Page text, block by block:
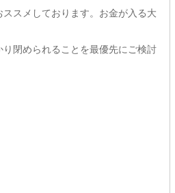
スメしております。お金が入る大
閉められることを最優先にご検討